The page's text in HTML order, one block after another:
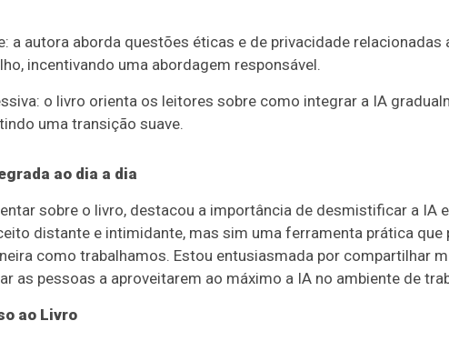
a autora aborda questões éticas e de privacidade relacionadas
incentivando uma abordagem responsável.
o livro orienta os leitores sobre como integrar a IA
uma transição suave.
ao dia a dia
sobre o livro, destacou a importância de desmistificar a IA
distante e intimidante, mas sim uma ferramenta prática que
como trabalhamos. Estou entusiasmada por compartilhar
as pessoas a aproveitarem ao máximo a IA no ambiente de
ao Livro